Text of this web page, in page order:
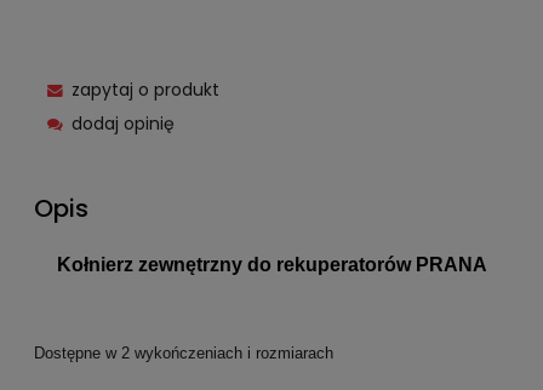
zapytaj o produkt
dodaj opinię
Opis
Kołnierz zewnętrzny do rekuperatorów PRANA
Dostępne w 2 wykończeniach i rozmiarach